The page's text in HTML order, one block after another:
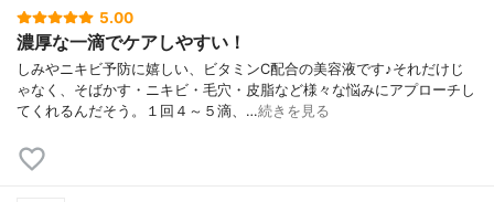
5.00
濃厚な一滴でケアしやすい！
しみやニキビ予防に嬉しい、ビタミンC配合の美容液です♪それだけじ
ゃなく、そばかす・ニキビ・毛穴・皮脂など様々な悩みにアプローチし
てくれるんだそう。１回４～５滴、…続きを見る